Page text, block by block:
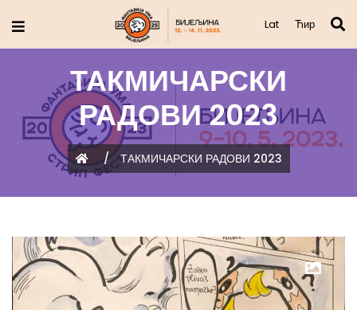
Lat Ћир
ТАКМИЧАРСКИ
РАДОВИ 2023
/ ТАКМИЧАРСКИ РАДОВИ 2023